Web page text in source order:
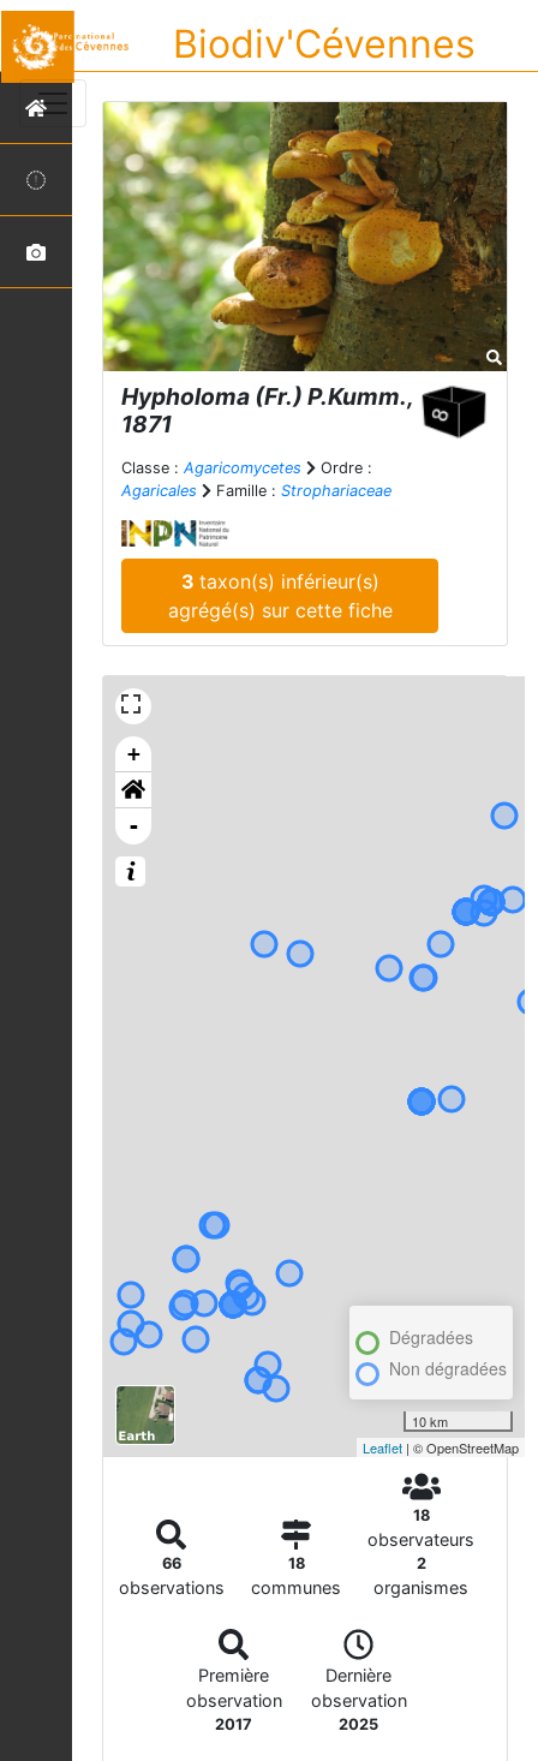
Biodiv'Cévennes
Hypholoma (Fr.) P.Kumm.,
1871
Classe : Agaricomycetes
Ordre :
Agaricales
Famille : Strophariaceae
3 taxon(s) inférieur(s)
agrégé(s) sur cette fiche
+
-
Dégradées
Non dégradées
10 km
Leaflet | © OpenStreetMap
66
observations
18
communes
18
observateurs
2
organismes
Première
observation
2017
Dernière
observation
2025